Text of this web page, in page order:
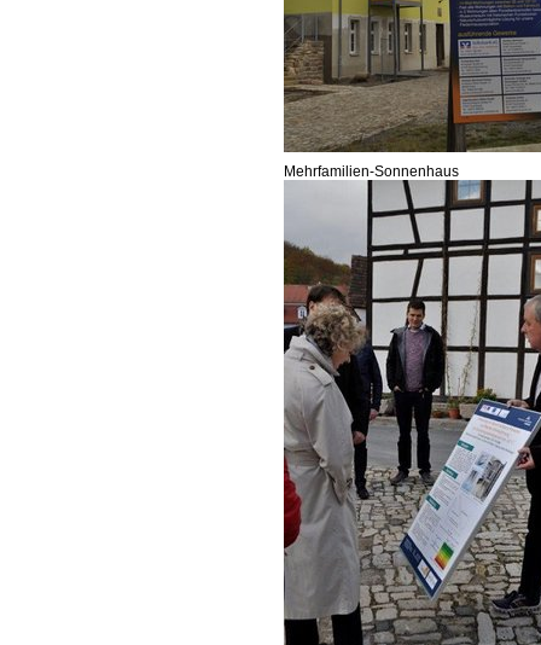
Mehrfamilien-Sonnenhaus